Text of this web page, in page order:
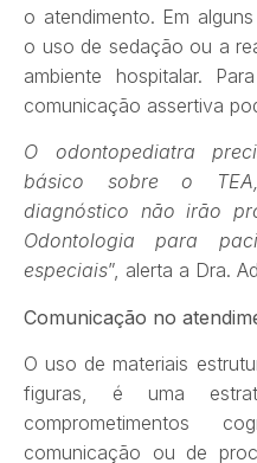
o atendimento. Em
o uso de sedação ou a
ambiente hospitalar.
comunicação assertiva
O odontopediatra
básico sobre o
diagnóstico não irão
Odontologia para
especiais”, alerta a Dra.
Comunicação no
O uso de materiais
figuras, é uma
comprometimentos
comunicação ou de